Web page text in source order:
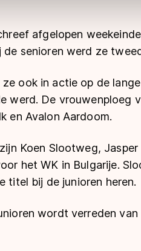
afgelopen
de senioren werd ze
ze ook in actie op de
werd. De vrouwenploeg
en Avalon Aardoom.
Koen Slootweg,
het WK in Bulgarije.
titel bij de junioren heren.
wordt verreden